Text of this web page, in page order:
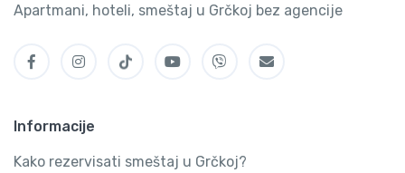
Apartmani, hoteli, smeštaj u Grčkoj bez agencije
Informacije
Kako rezervisati smeštaj u Grčkoj?